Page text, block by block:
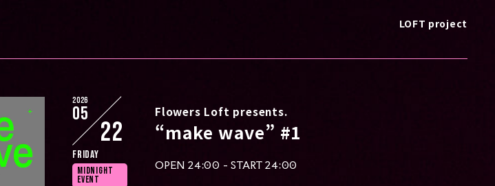
LOFT project
2026
05
22
Friday
MIDNIGHT
EVENT
Flowers Loft presents.
“make wave” #1
OPEN 24:00 - START 24:00